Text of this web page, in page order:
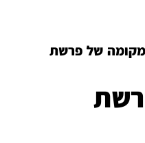
מקומה של פרשת